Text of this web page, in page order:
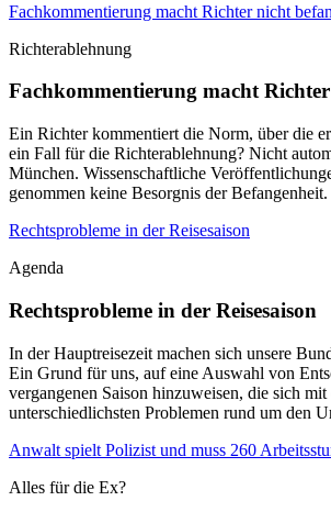
Fachkommentierung macht Richter nicht
Richterablehnung
Fachkommentierung macht
Ein Richter kommentiert die Norm, über die
ein Fall für die Richterablehnung? Nicht
München. Wissenschaftliche
genommen keine Besorgnis der Befangenheit.
Rechtsprobleme in der Reisesaison
Agenda
Rechtsprobleme in der Reisesaison
In der Hauptreisezeit machen sich unsere
Ein Grund für uns, auf eine Auswahl von
vergangenen Saison hinzuweisen, die sich mit
unterschiedlichsten Problemen rund um den
Anwalt spielt Polizist und muss 260
Alles für die Ex?